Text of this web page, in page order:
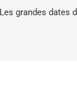
Les grandes dates